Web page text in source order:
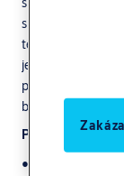
slouží k ochraně
tělese. Díky
je kompatibilní s
přizpůsobení
bezpečnou a
Popis produktu